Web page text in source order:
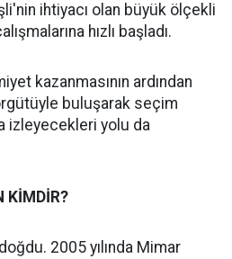
ihtiyacı olan büyük ölçekli
hızlı başladı.
kazanmasının ardından
buluşarak seçim
izleyecekleri yolu da
KİMDİR?
2005 yılında Mimar